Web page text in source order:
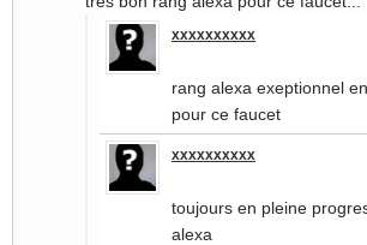
xxxxxxxxxx
rang alexa exeptionnel
pour ce faucet
xxxxxxxxxx
toujours en pleine
alexa